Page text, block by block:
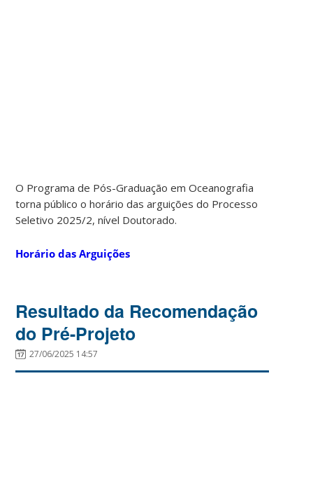
O Programa de Pós-Graduação em Oceanografia
torna público o horário das arguições do Processo
Seletivo 2025/2, nível Doutorado.
Horário das Arguições
Resultado da Recomendação
do Pré-Projeto
27/06/2025 14:57